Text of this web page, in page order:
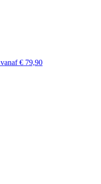
vanaf € 79,90